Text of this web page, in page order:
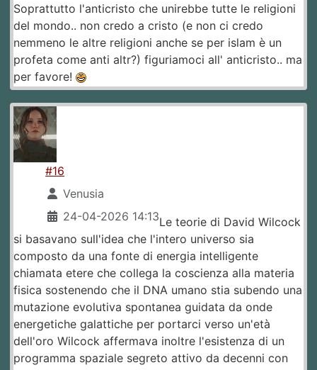
Soprattutto l'anticristo che unirebbe tutte le religioni
del mondo.. non credo a cristo (e non ci credo
nemmeno le altre religioni anche se per islam è un
profeta come anti altr?) figuriamoci all' anticristo.. ma
per favore!
#16
Venusia
24-04-2026 14:13Le teorie di David Wilcock
si basavano sull'idea che l'intero universo sia
composto da una fonte di energia intelligente
chiamata etere che collega la coscienza alla materia
fisica sostenendo che il DNA umano stia subendo una
mutazione evolutiva spontanea guidata da onde
energetiche galattiche per portarci verso un'età
dell'oro Wilcock affermava inoltre l'esistenza di un
programma spaziale segreto attivo da decenni con